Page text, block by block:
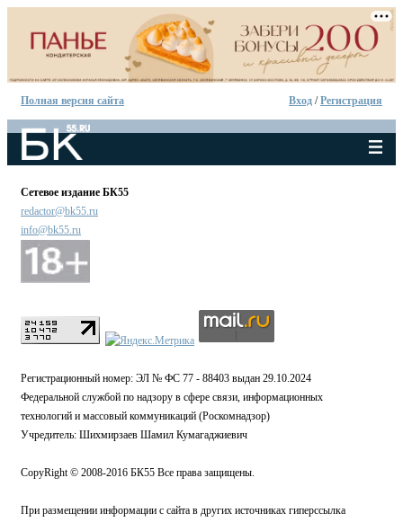
Полная версия сайта Вход /Регистрация
Сетевое издание БК55
redactor@bk55.ru
info@bk55.ru
Регистрационный номер: ЭЛ № ФС 77 - 88403 выдан 29.10.2024
Федеральной службой по надзору в сфере связи, информационных
технологий и массовый коммуникаций (Роскомнадзор)
Учредитель: Шихмирзаев Шамил Кумагаджиевич
CopyRight © 2008-2016 БК55 Все права защищены.
При размещении информации с сайта в других источниках гиперссылка